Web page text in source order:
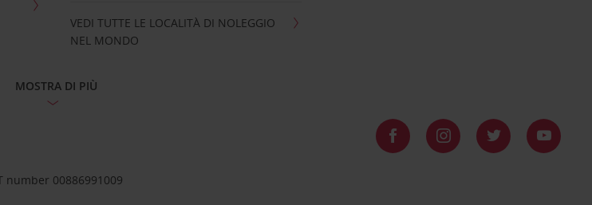
VEDI TUTTE LE LOCALITÀ DI NOLEGGIO
NEL MONDO
MOSTRA DI PIÙ
number 00886991009